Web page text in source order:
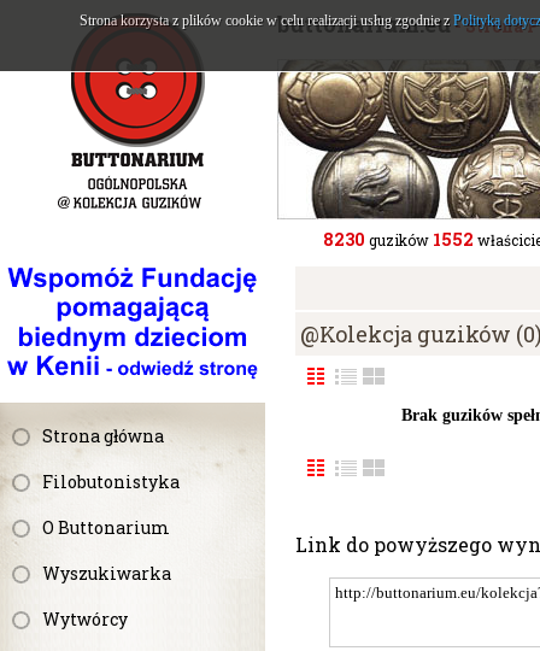
Strona główna
Filobutonistyka
O Buttonarium
Wyszukiwarka
Wytwórcy
buttonarium.eu- Strona
8230 guzików 1552
@Kolekcja guzików
Brak guzików
Link do powyższego
Strona korzysta z plików cookie w celu realizacji usług zgodnie z Polityką